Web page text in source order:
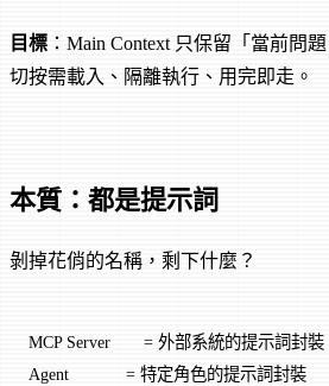
目標 ：Main Context 只保留「當前問
切按需載入、隔離執行、用完即走。
本質：都是提示詞
剝掉花俏的名稱，剩下什麼？
MCP Server       = 外部系統的提示詞封裝
Agent            = 特定角色的提示詞封裝